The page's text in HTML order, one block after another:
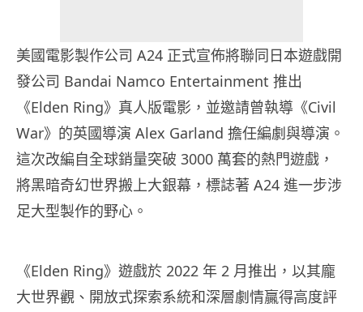
美國電影製作公司 A24 正式宣佈將聯同日本遊戲開
發公司 Bandai Namco Entertainment 推出
《Elden Ring》真人版電影，並邀請曾執導《Civil
War》的英國導演 Alex Garland 擔任編劇與導演。
這次改編自全球銷量突破 3000 萬套的熱門遊戲，
將黑暗奇幻世界搬上大銀幕，標誌著 A24 進一步涉
足大型製作的野心。
《Elden Ring》遊戲於 2022 年 2 月推出，以其龐
大世界觀、開放式探索系統和深層劇情贏得高度評